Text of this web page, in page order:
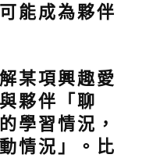
能成為夥伴
某項興趣愛
夥伴「聊
學習情況，
情況」。比